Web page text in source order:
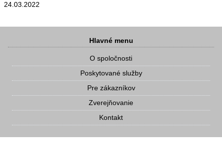
24.03.2022
Hlavné menu
O spoločnosti
Poskytované služby
Pre zákazníkov
Zverejňovanie
Kontakt